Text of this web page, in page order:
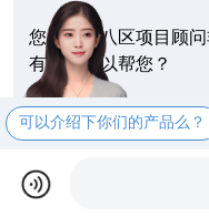
您好，东八区项目顾
有什么可以帮您？
在线拨打
可以介绍下你们的产品么？